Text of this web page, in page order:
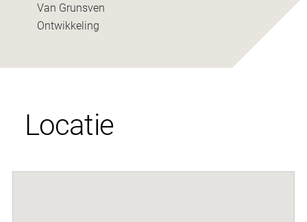
Van Grunsven
Ontwikkeling
Locatie